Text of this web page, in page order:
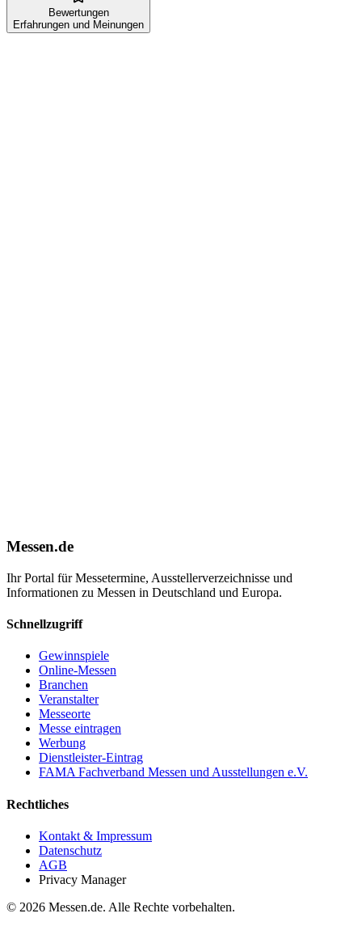
Bewertungen
Erfahrungen und Meinungen
Messen.de
Ihr Portal für Messetermine, Ausstellerverzeichnisse und
Informationen zu Messen in Deutschland und Europa.
Schnellzugriff
Gewinnspiele
Online-Messen
Branchen
Veranstalter
Messeorte
Messe eintragen
Werbung
Dienstleister-Eintrag
FAMA Fachverband Messen und Ausstellungen e.V.
Rechtliches
Kontakt & Impressum
Datenschutz
AGB
Privacy Manager
© 2026 Messen.de. Alle Rechte vorbehalten.